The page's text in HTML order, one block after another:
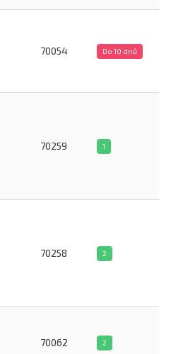
70054 Do 10 dnů
70259 1
70258 2
70062 2